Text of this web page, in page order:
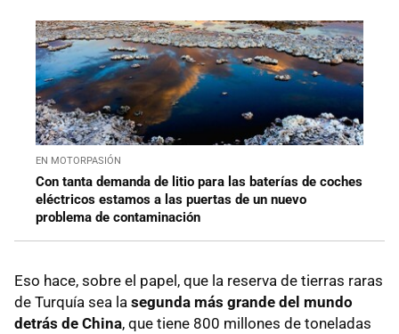
EN MOTORPASIÓN
Con tanta demanda de litio para las baterías de coches
eléctricos estamos a las puertas de un nuevo
problema de contaminación
Eso hace, sobre el papel, que la reserva de tierras raras
de Turquía sea la segunda más grande del mundo
detrás de China, que tiene 800 millones de toneladas